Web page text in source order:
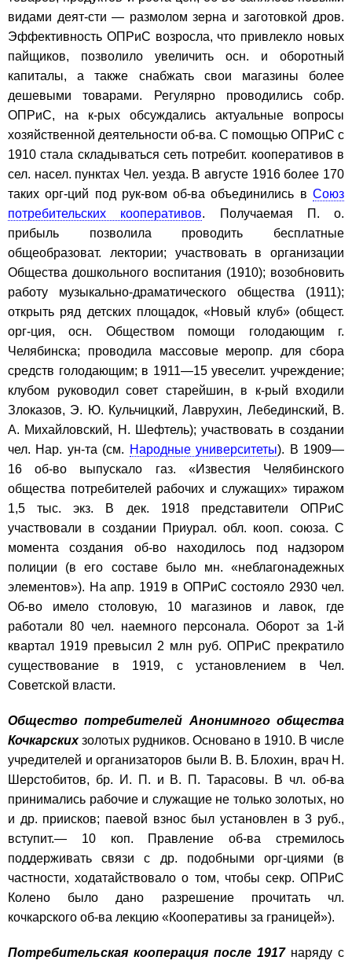
видами деят-сти — размолом зерна и заготовкой дров.
Эффективность ОПРиС возросла, что привлекло новых
пайщиков, позволило увеличить осн. и оборотный
капиталы, а также снабжать свои магазины более
дешевыми товарами. Регулярно проводились собр.
ОПРиС, на к-рых обсуждались актуальные вопросы
хозяйственной деятельности об-ва. С помощью ОПРиС с
1910 стала складываться сеть потребит. кооперативов в
сел. насел. пунктах Чел. уезда. В августе 1916 более 170
таких орг-ций под рук-вом об-ва объединились в Союз
потребительских кооперативов. Получаемая П. о.
прибыль позволила проводить бесплатные
общеобразоват. лектории; участвовать в организации
Общества дошкольного воспитания (1910); возобновить
работу музыкально-драматического общества (1911);
открыть ряд детских площадок, «Новый клуб» (общест.
орг-ция, осн. Обществом помощи голодающим г.
Челябинска; проводила массовые меропр. для сбора
средств голодающим; в 1911—15 увеселит. учреждение;
клубом руководил совет старейшин, в к-рый входили
Злоказов, Э. Ю. Кульчицкий, Лаврухин, Лебединский, В.
А. Михайловский, Н. Шефтель); участвовать в создании
чел. Нар. ун-та (см. Народные университеты). В 1909—
16 об-во выпускало газ. «Известия Челябинского
общества потребителей рабочих и служащих» тиражом
1,5 тыс. экз. В дек. 1918 представители ОПРиС
участвовали в создании Приурал. обл. кооп. союза. С
момента создания об-во находилось под надзором
полиции (в его составе было мн. «неблагонадежных
элементов»). На апр. 1919 в ОПРиС состояло 2930 чел.
Об-во имело столовую, 10 магазинов и лавок, где
работали 80 чел. наемного персонала. Оборот за 1-й
квартал 1919 превысил 2 млн руб. ОПРиС прекратило
существование в 1919, с установлением в Чел.
Советской власти.
Общество потребителей Анонимного общества
Кочкарскихзолотых рудников. Основано в 1910. В числе
учредителей и организаторов были В. В. Блохин, врач Н.
Шерстобитов, бр. И. П. и В. П. Тарасовы. В чл. об-ва
принимались рабочие и служащие не только золотых, но
и др. приисков; паевой взнос был установлен в 3 руб.,
вступит.— 10 коп. Правление об-ва стремилось
поддерживать связи с др. подобными орг-циями (в
частности, ходатайствовало о том, чтобы секр. ОПРиС
Колено было дано разрешение прочитать чл.
кочкарского об-ва лекцию «Кооперативы за границей»).
Потребительская кооперация после 1917наряду с